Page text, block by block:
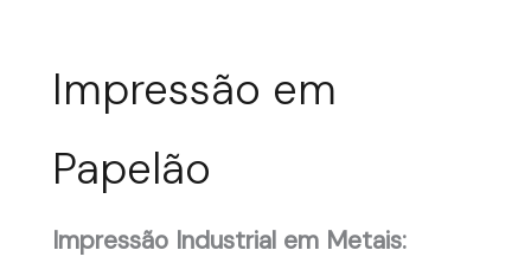
Impressão em
Papelão
Impressão Industrial em Metais: